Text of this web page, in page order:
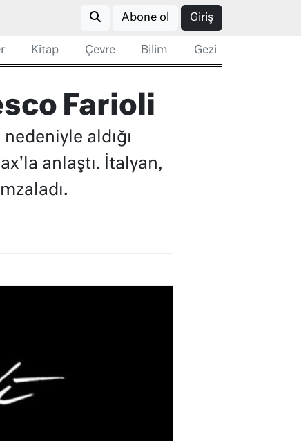
Abone ol Giriş
Kitap Çevre Bilim Gezi
Farioli
aldığı
anlaştı. İtalyan,